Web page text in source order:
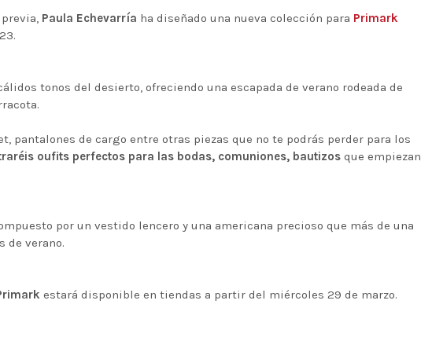
Paula Echevarría ha diseñado una nueva colección para Primark
tonos del desierto, ofreciendo una escapada de verano rodeada de
pantalones de cargo entre otras piezas que no te podrás perder para los
oufits perfectos para las bodas, comuniones, bautizos que empiezan
por un vestido lencero y una americana precioso que más de una
de verano.
estará disponible en tiendas a partir del miércoles 29 de marzo.